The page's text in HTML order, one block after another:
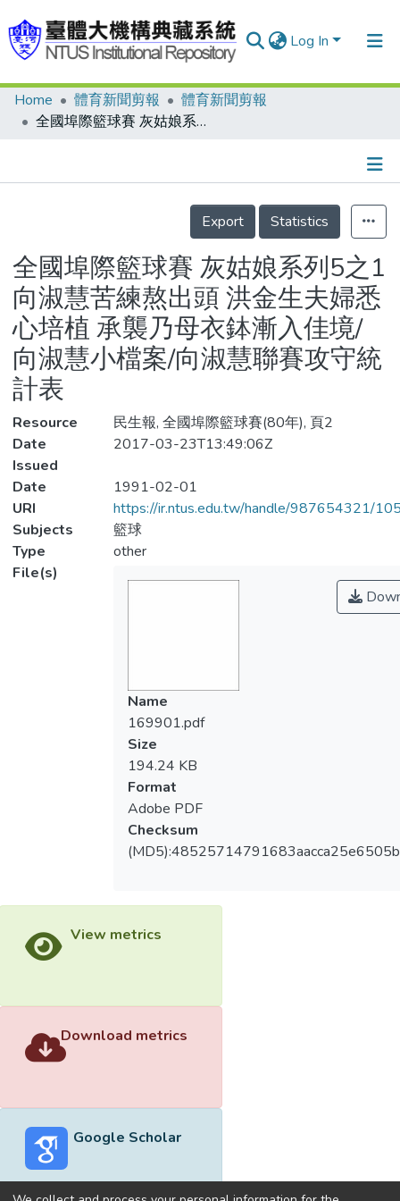
Log In
Communities & Collections
Statistics
Home 體育新聞剪報
體育新聞剪報
全國埠際籃球賽 灰姑娘系列5之1 向淑慧苦練熬出頭 洪金生夫婦悉心培植 承襲乃母衣鉢漸入佳境/向淑慧小檔案/向淑慧聯賽攻守統計表
Details
Export
Statistics
全國埠際籃球賽 灰姑娘系列5之1
向淑慧苦練熬出頭 洪金生夫婦悉
心培植 承襲乃母衣鉢漸入佳境/
向淑慧小檔案/向淑慧聯賽攻守統
計表
Resource
民生報, 全國埠際籃球賽(80年), 頁2
Date
Issued
2017-03-23T13:49:06Z
Date
1991-02-01
URI
https://ir.ntus.edu.tw/handle/987654321/
Subjects
籃球
Type
other
File(s)
Name
169901.pdf
Size
194.24 KB
Format
Adobe PDF
Checksum
View metrics
Download metrics
Google Scholar